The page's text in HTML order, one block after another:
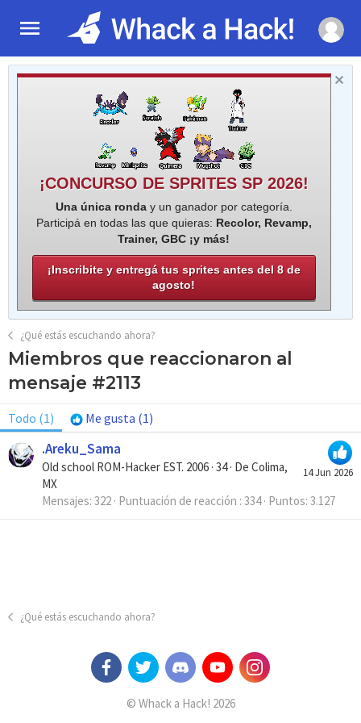
¡CONCURSO DE SPRITES SP 2026!
Una única ronday un ganador por categoría.
Participá en todas las que quieras: Recolor, Revamp,
Trainer, GBC ¡y más!
¡Inscribite y entregá tus sprites antes del 8 de
agosto!
¿Qué estás escuchando ahora?
Miembros que reaccionaron al
mensaje #2113
Todo (1) Me gusta (1)
14 Jun 2026
.Areku_Sama
Old school ROM-Hacker EST. 2006 · 34· De Colima,
MX
Mensajes 322 Puntuación de reacción 334 Puntos 3.127
¿Qué estás escuchando ahora?
© Whack a Hack! 2026